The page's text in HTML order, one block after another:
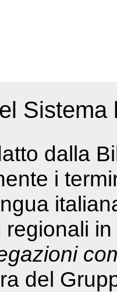
dalla
i
regionali
del